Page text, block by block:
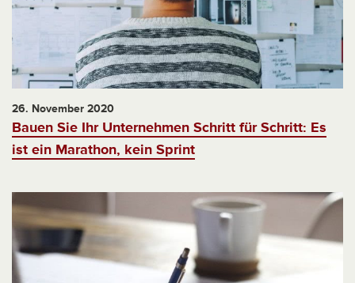
26. November 2020
Bauen Sie Ihr Unternehmen Schritt für Schritt: Es
ist ein Marathon, kein Sprint